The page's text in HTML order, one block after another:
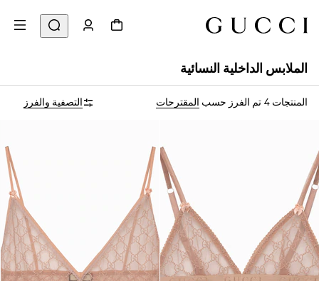
الملابس الداخلية النسائية
المنتجات 4 تم الفرز حسب المقترحات التصفية والفرز